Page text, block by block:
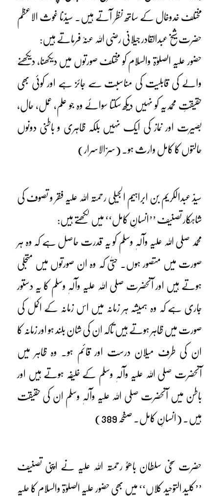
مختلف خدوخال کے ساتھ نظر آتے ہیں۔ سیدّنا غوث الاعظم
حضرت شیخ عبدالقادر جیلانی رضی اللہ عنہٗ فرماتے ہیں:
حضور علیہ الصلوٰۃ والسلام کو مختلف صورتوں میں دیکھنا، دیکھنے
والے کی قابلیت کی مناسبت سے جائز ہے اور کوئی بھی
حقیقتِ محمدیہ کو نہیں دیکھ سکتا سوائے وہ جو علم، عمل، حال،
بصیرت اور نماز کی ایک نہیں بلکہ ظاہری و باطنی دونوں
حالتوں کا کامل وارث ہو۔ (سرّ الاسرار)
سیدّ عبدالکریم بن ابراہیم الجیلی رحمتہ اللہ علیہ فقر و تصوف کی
شاہکار تصنیف ’’انسانِ کامل‘‘ میں لکھتے ہیں:
محمد صلی اللہ علیہ وآلہٖ وسلم کو یہ قدرت حاصل ہے کہ وہ ہر
صورت میں متصور ہوں۔ حتیٰ کہ وہ ان صورتوں میں متجلی
ہوتے ہیں اور آنحضرت صلی اللہ علیہ وآلہٖ وسلم کا یہ دستور
جاری ہے کہ وہ ہمیشہ ہر زمانہ میں اس زمانہ کے اکمل کی
صورت میں ظاہر ہوتے ہیں تاکہ ان کی شان بلند ہو اور زمانہ کا
ان کی طرف میلان درست اور قائم ہو۔ وہ ظاہر میں
آنحضرت صلی اللہ علیہ وآلہٖ وسلم کے خلیفہ ہوتے ہیں اور
باطن میں آنحضرت صلی اللہ علیہ وآلہٖ وسلم ان کی حقیقت
ہیں۔ (انسانِ کامل۔ صفحہ 389)
حضرت سخی سلطان باھوُ رحمتہ اللہ علیہ نے اپنی تصنیف
’’کلید التوحید کلاں‘‘ میں بھی حضور علیہ الصلوٰۃ والسلام کا حلیہ